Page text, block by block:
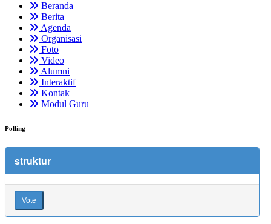
Beranda
Berita
Agenda
Organisasi
Foto
Video
Alumni
Interaktif
Kontak
Modul Guru
Polling
struktur
Vote